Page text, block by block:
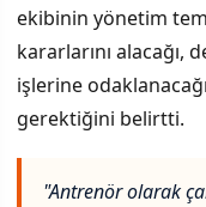
ekibinin yönetim
kararlarını
işlerine
gerektiğini belirtti.
"Antrenör olarak